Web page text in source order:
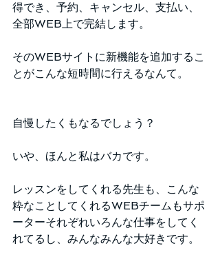
得でき、予約、キャンセル、支払い、
全部WEB上で完結します。
そのWEBサイトに新機能を追加するこ
とがこんな短時間に行えるなんて。
自慢したくもなるでしょう？
いや、ほんと私はバカです。
レッスンをしてくれる先生も、こんな
粋なことしてくれるWEBチームもサポ
ーターそれぞれいろんな仕事をしてく
れてるし、みんなみんな大好きです。